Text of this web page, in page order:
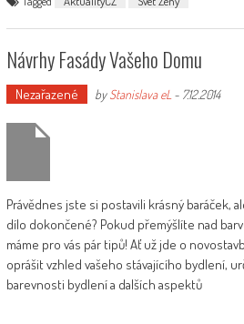
Návrhy Fasády Vašeho Domu
Nezařazené byStanislava eL - 7.12.2014
Právědnes jste si postavili krásný baráček,
dílo dokončené? Pokud přemýšlíte nad
máme pro vás pár tipů! Ať už jde o
oprášit vzhled vašeho stávajícího bydlení,
barevnosti bydlení a dalších aspektů